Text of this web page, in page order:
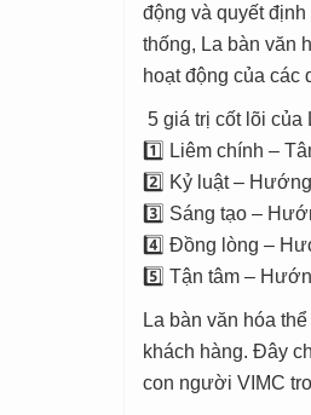
động và quyết
thống, La bàn văn
hoạt động của các
5 giá trị cốt lõi của
1️⃣ Liêm chính –
2️⃣ Kỷ luật –
3️⃣ Sáng tạo –
4️⃣ Đồng lòng –
5️⃣ Tận tâm –
La bàn văn hóa
khách hàng. Đây
con người VIMC